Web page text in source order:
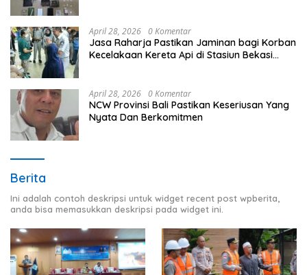
April 28, 2026 0 Komentar
Jasa Raharja Pastikan Jaminan bagi Korban
Kecelakaan Kereta Api di Stasiun Bekasi
April 28, 2026 0 Komentar
NCW Provinsi Bali Pastikan Keseriusan Yang
Nyata Dan Berkomitmen
Berita
Ini adalah contoh deskripsi untuk widget recent post wpberita,
anda bisa memasukkan deskripsi pada widget ini.